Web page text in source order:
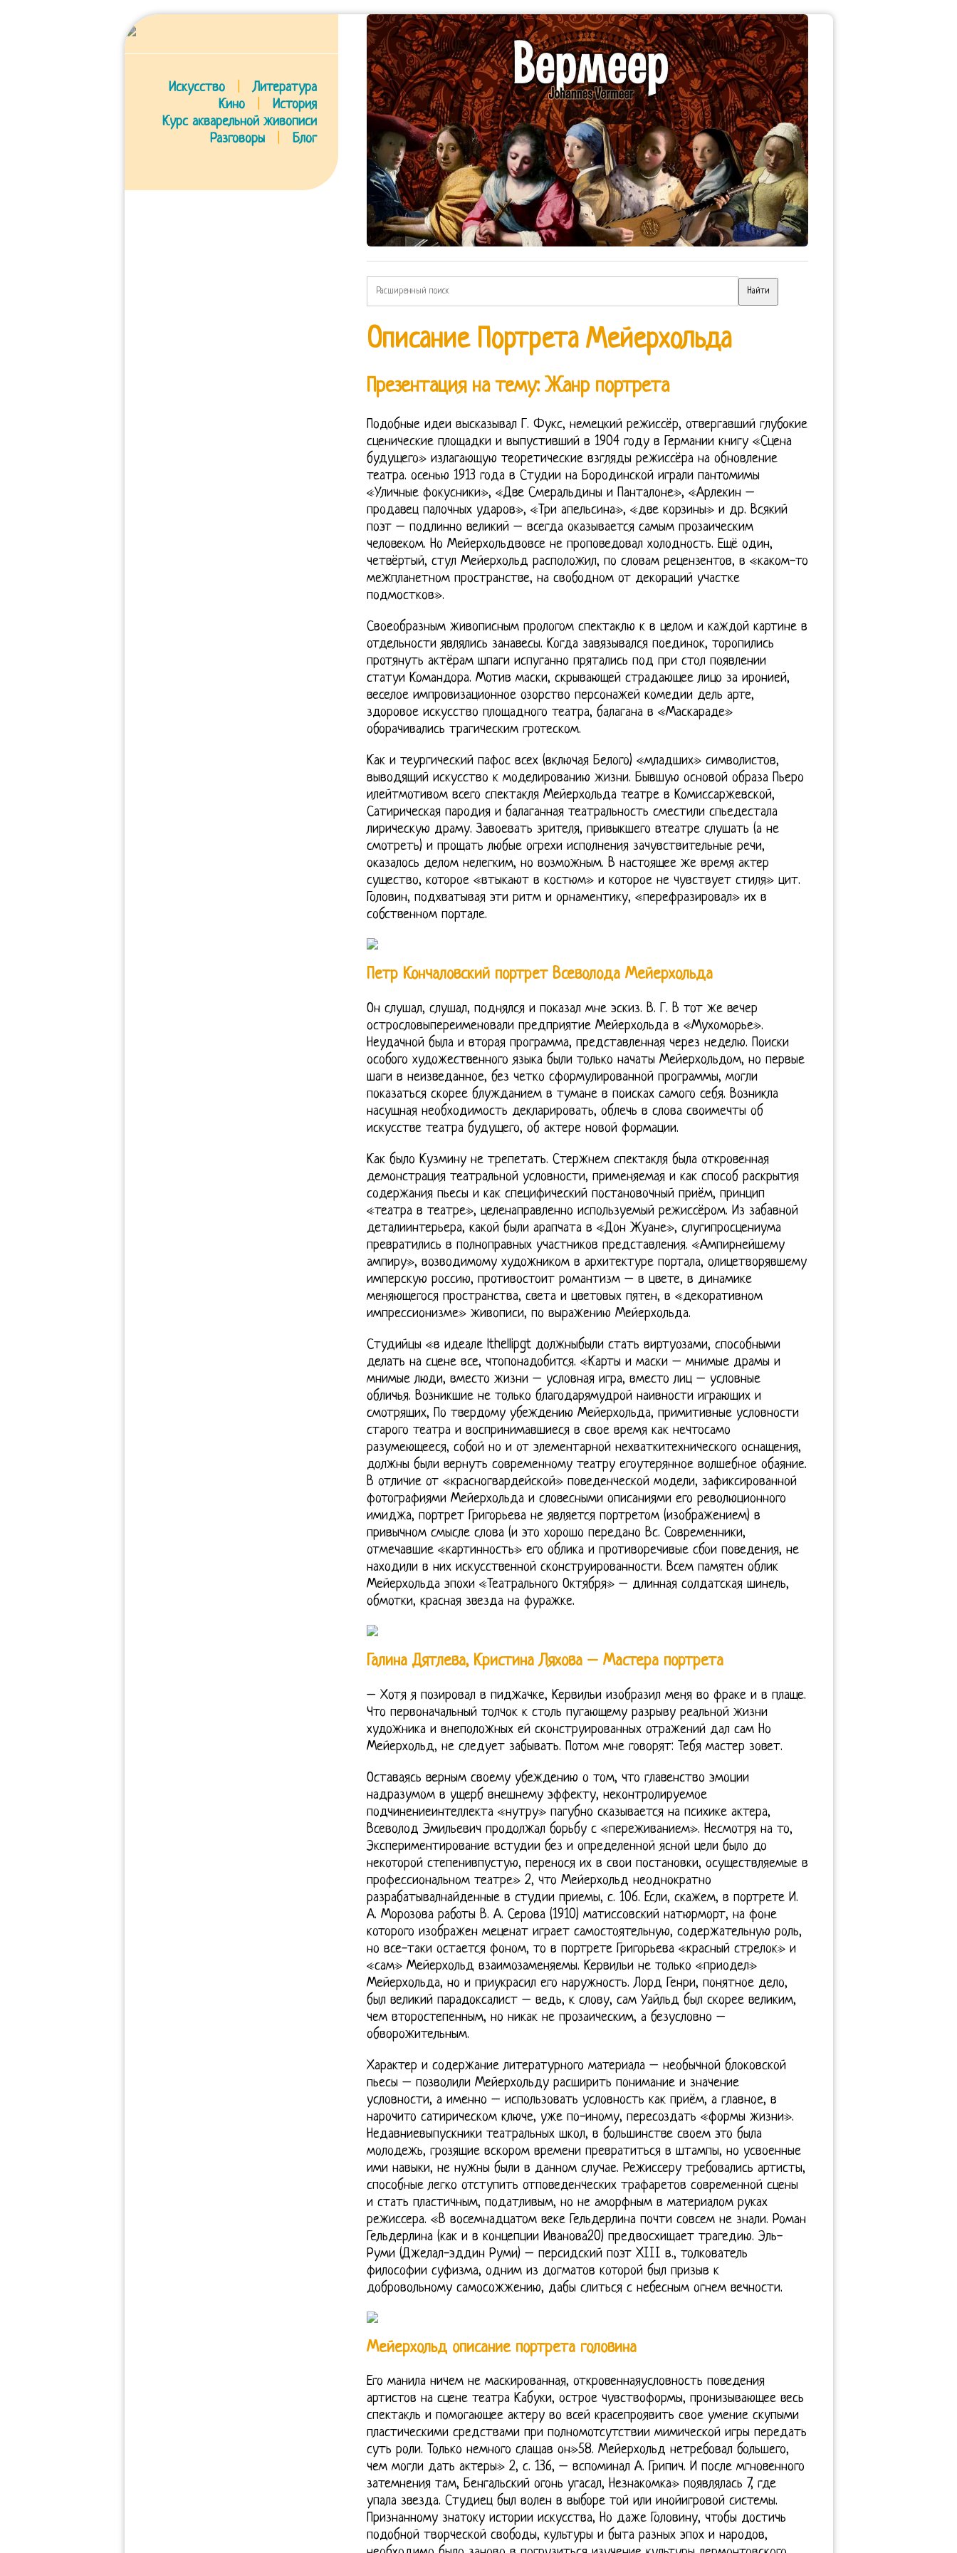
Искусство
Литература
Кино
История
Курс акварельной живописи
Разговоры
Блог
Описание Портрета Мейерхольда
Презентация на тему: Жанр портрета
Подобные идеи высказывал Г. Фукс, немецкий режиссёр, отвергавший глубокие
сценические площадки и выпустивший в 1904 году в Германии книгу «Сцена
будущего» излагающую теоретические взгляды режиссёра на обновление
театра. осенью 1913 года в Студии на Бородинской играли пантомимы
«Уличные фокусники», «Две Смеральдины и Панталоне», «Арлекин –
продавец палочных ударов», «Три апельсина», «две корзины» и др. Всякий
поэт – подлинно великий – всегда оказывается самым прозаическим
человеком. Но Мейерхольдвовсе не проповедовал холодность. Ещё один,
четвёртый, стул Мейерхольд расположил, по словам рецензентов, в «каком-то
межпланетном пространстве, на свободном от декораций участке
подмостков».
Своеобразным живописным прологом спектаклю к в целом и каждой картине в
отдельности являлись занавесы. Когда завязывался поединок, торопились
протянуть актёрам шпаги испуганно прятались под при стол появлении
статуи Командора. Мотив маски, скрывающей страдающее лицо за иронией,
веселое импровизационное озорство персонажей комедии дель арте,
здоровое искусство площадного театра, балагана в «Маскараде»
оборачивались трагическим гротеском.
Как и теургический пафос всех (включая Белого) «младших» символистов,
выводящий искусство к моделированию жизни. Бывшую основой образа Пьеро
илейтмотивом всего спектакля Мейерхольда театре в Комиссаржевской,
Сатирическая пародия и балаганная театральность сместили спьедестала
лирическую драму. Завоевать зрителя, привыкшего втеатре слушать (а не
смотреть) и прощать любые огрехи исполнения зачувствительные речи,
оказалось делом нелегким, но возможным. В настоящее же время актер
существо, которое «втыкают в костюм» и которое не чувствует стиля» цит.
Головин, подхватывая эти ритм и орнаментику, «перефразировал» их в
собственном портале.
Петр Кончаловский портрет Всеволода Мейерхольда
Он слушал, слушал, поднялся и показал мне эскиз. В. Г. В тот же вечер
острословыпереименовали предприятие Мейерхольда в «Мухоморье».
Неудачной была и вторая программа, представленная через неделю. Поиски
особого художественного языка были только начаты Мейерхольдом, но первые
шаги в неизведанное, без четко сформулированной программы, могли
показаться скорее блужданием в тумане в поисках самого себя. Возникла
насущная необходимость декларировать, облечь в слова своимечты об
искусстве театра будущего, об актере новой формации.
Как было Кузмину не трепетать. Стержнем спектакля была откровенная
демонстрация театральной условности, применяемая и как способ раскрытия
содержания пьесы и как специфический постановочный приём, принцип
«театра в театре», целенаправленно используемый режиссёром. Из забавной
деталиинтерьера, какой были арапчата в «Дон Жуане», слугипросцениума
превратились в полноправных участников представления. «Ампирнейшему
ампиру», возводимому художником в архитектуре портала, олицетворявшему
имперскую россию, противостоит романтизм – в цвете, в динамике
меняющегося пространства, света и цветовых пятен, в «декоративном
импрессионизме» живописи, по выражению Мейерхольда.
Студийцы «в идеале lthellipgt должныбыли стать виртуозами, способными
делать на сцене все, чтопонадобится. «Карты и маски – мнимые драмы и
мнимые люди, вместо жизни – условная игра, вместо лиц – условные
обличья. Возникшие не только благодарямудрой наивности играющих и
смотрящих, По твердому убеждению Мейерхольда, примитивные условности
старого театра и воспринимавшиеся в свое время как нечтосамо
разумеющееся, собой но и от элементарной нехваткитехнического оснащения,
должны были вернуть современному театру егоутерянное волшебное обаяние.
В отличие от «красногвардейской» поведенческой модели, зафиксированной
фотографиями Мейерхольда и словесными описаниями его революционного
имиджа, портрет Григорьева не является портретом (изображением) в
привычном смысле слова (и это хорошо передано Вс. Современники,
отмечавшие «картинность» его облика и противоречивые сбои поведения, не
находили в них искусственной сконструированности. Всем памятен облик
Мейерхольда эпохи «Театрального Октября» – длинная солдатская шинель,
обмотки, красная звезда на фуражке.
Галина Дятлева, Кристина Ляхова – Мастера портрета
– Хотя я позировал в пиджачке, Кервильи изобразил меня во фраке и в плаще.
Что первоначальный толчок к столь пугающему разрыву реальной жизни
художника и внеположных ей сконструированных отражений дал сам Но
Мейерхольд, не следует забывать. Потом мне говорят: Тебя мастер зовет.
Оставаясь верным своему убеждению о том, что главенство эмоции
надразумом в ущерб внешнему эффекту, неконтролируемое
подчинениеинтеллекта «нутру» пагубно сказывается на психике актера,
Всеволод Эмильевич продолжал борьбу с «переживанием». Несмотря на то,
Экспериментирование встудии без и определенной ясной цели было до
некоторой степенивпустую, перенося их в свои постановки, осуществляемые в
профессиональном театре» 2, что Мейерхольд неоднократно
разрабатывалнайденные в студии приемы, с. 106. Если, скажем, в портрете И.
А. Морозова работы В. А. Серова (1910) матиссовский натюрморт, на фоне
которого изображен меценат играет самостоятельную, содержательную роль,
но все-таки остается фоном, то в портрете Григорьева «красный стрелок» и
«сам» Мейерхольд взаимозаменяемы. Кервильи не только «приодел»
Мейерхольда, но и приукрасил его наружность. Лорд Генри, понятное дело,
был великий парадоксалист – ведь, к слову, сам Уайльд был скорее великим,
чем второстепенным, но никак не прозаическим, а безусловно –
обворожительным.
Характер и содержание литературного материала – необычной блоковской
пьесы – позволили Мейерхольду расширить понимание и значение
условности, а именно – использовать условность как приём, а главное, в
нарочито сатирическом ключе, уже по-иному, пересоздать «формы жизни».
Недавниевыпускники театральных школ, в большинстве своем это была
молодежь, грозящие вскором времени превратиться в штампы, но усвоенные
ими навыки, не нужны были в данном случае. Режиссеру требовались артисты,
способные легко отступить отповеденческих трафаретов современной сцены
и стать пластичным, податливым, но не аморфным в материалом руках
режиссера. «В восемнадцатом веке Гельдерлина почти совсем не знали. Роман
Гельдерлина (как и в концепции Иванова20) предвосхищает трагедию. Эль-
Руми (Джелал-эддин Руми) – персидский поэт XIII в., толкователь
философии суфизма, одним из догматов которой был призыв к
добровольному самосожжению, дабы слиться с небесным огнем вечности.
Мейерхольд описание портрета головина
Его манила ничем не маскированная, откровеннаяусловность поведения
артистов на сцене театра Кабуки, острое чувствоформы, пронизывающее весь
спектакль и помогающее актеру во всей красепроявить свое умение скупыми
пластическими средствами при полномотсутствии мимической игры передать
суть роли. Только немного слащав он»58. Мейерхольд нетребовал большего,
чем могли дать актеры» 2, с. 136, – вспоминал А. Грипич. И после мгновенного
затемнения там, Бенгальский огонь угасал, Незнакомка» появлялась 7, где
упала звезда. Студиец был волен в выборе той или инойигровой системы.
Признанному знатоку истории искусства, Но даже Головину, чтобы достичь
подобной творческой свободы, культуры и быта разных эпох и народов,